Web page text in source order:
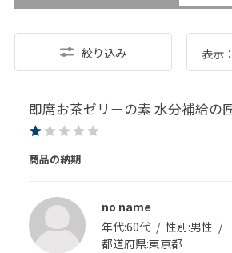
絞り込み 表示
即席お茶ゼリーの素 水分補給の
商品の納期
no name
年代:60代 性別:男性
都道府県:東京都